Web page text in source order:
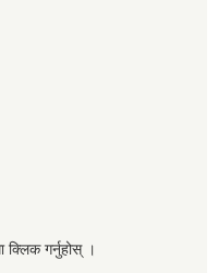
क्लिक गर्नुहोस् ।